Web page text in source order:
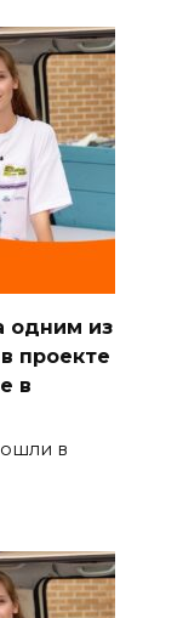
одним из
проекте
в
в